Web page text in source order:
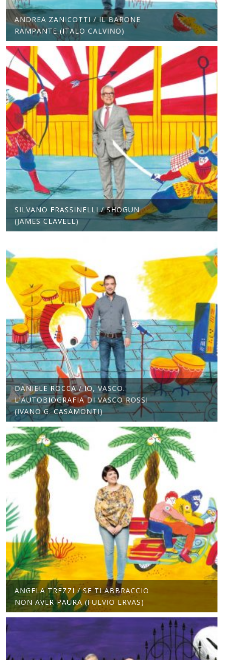
ANDREA ZANICOTTI / IL BARONE
RAMPANTE (ITALO CALVINO)
SILVANO FRASSINELLI / SHOGUN
(JAMES CLAVELL)
DANIELE ROCCA / IO, VASCO.
L'AUTOBIOGRAFIA DI VASCO ROSSI
(IVANO G. CASAMONTI)
ANGELA TREZZI / SE TI ABBRACCIO
NON AVER PAURA (FULVIO ERVAS)